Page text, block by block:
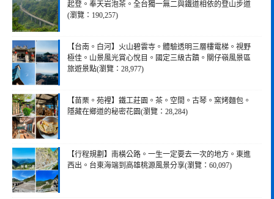
起登。奉天岩泡茶。全台獨一無二與鐵道相依的登山步道
(瀏覽：190,257)
【台南。白河】火山碧雲寺。體驗透明三層樓電梯。視野
極佳。山景風光賞心悅目。國定三級古蹟。關仔嶺風景區
旅遊景點(瀏覽：28,977)
【苗栗。苑裡】鐵工莊園。茶。空間。古琴。窯烤麵包。
隱藏在鄉道的秘密花園(瀏覽：28,284)
【行程規劃】南橫公路。一生一定要去一次的地方。東進
西出。台東海端到高雄桃源風景分享(瀏覽：60,097)